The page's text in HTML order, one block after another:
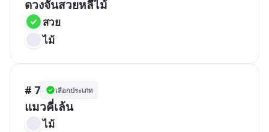
ดวงจันสวยหลืไม้
สวย
ไม้
# 7 เลือกประเภท
แมวคี่เล้น
ไม้